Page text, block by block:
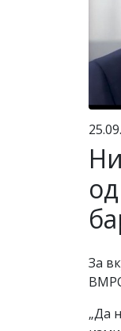
За
„Да